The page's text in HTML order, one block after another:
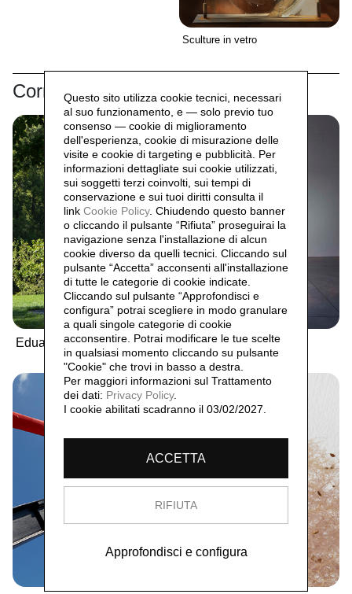
Sculture in vetro
Correlati
Eduardo Chillida Umberto Cavenago
Questo sito utilizza cookie tecnici, necessari
al suo funzionamento, e — solo previo tuo
consenso — cookie di miglioramento
dell'esperienza, cookie di misurazione delle
visite e cookie di targeting e pubblicità. Per
informazioni dettagliate sui cookie utilizzati,
sui soggetti terzi coinvolti, sui tempi di
conservazione e sui tuoi diritti consulta il
link Cookie Policy. Chiudendo questo banner
o cliccando il pulsante “Rifiuta” proseguirai la
navigazione senza l'installazione di alcun
cookie diverso da quelli tecnici. Cliccando sul
pulsante “Accetta” acconsenti all'installazione
di tutte le categorie di cookie indicate.
Cliccando sul pulsante “Approfondisci e
configura” potrai scegliere in modo granulare
a quali singole categorie di cookie
acconsentire. Potrai modificare le tue scelte
in qualsiasi momento cliccando su pulsante
"Cookie" che trovi in basso a destra.
Per maggiori informazioni sul Trattamento
dei dati: Privacy Policy.
I cookie abilitati scadranno il 03/02/2027.
ACCETTA
RIFIUTA
Approfondisci e configura